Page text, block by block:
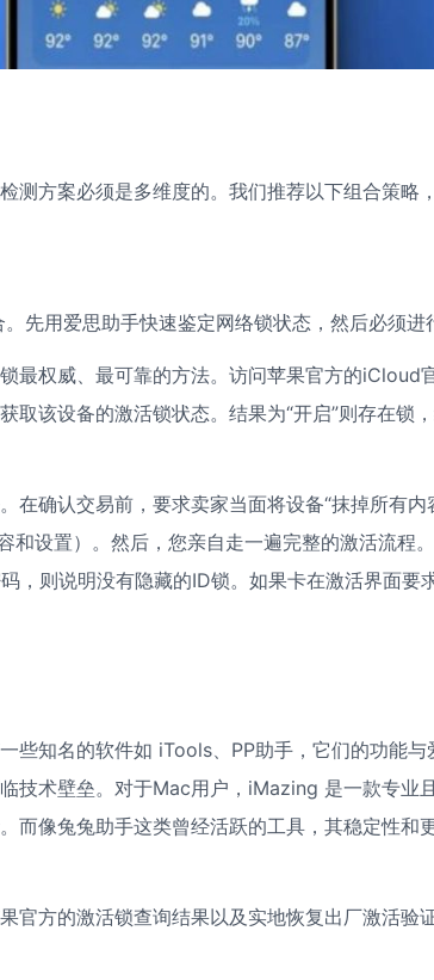
方案必须是多维度的。我们推荐以下组合策略，
先用爱思助手快速鉴定网络锁状态，然后必须进
最权威、最可靠的方法。访问苹果官方的iCloud
取该设备的激活锁状态。结果为“开启”则存在锁
在确认交易前，要求卖家当面将设备“抹掉所有
设置）。然后，您亲自走一遍完整的激活流程
，则说明没有隐藏的ID锁。如果卡在激活界面要
些知名的软件如 iTools、PP助手，它们的功能
技术壁垒。对于Mac用户，iMazing 是一款专业
而像兔兔助手这类曾经活跃的工具，其稳定性和
官方的激活锁查询结果以及实地恢复出厂激活验